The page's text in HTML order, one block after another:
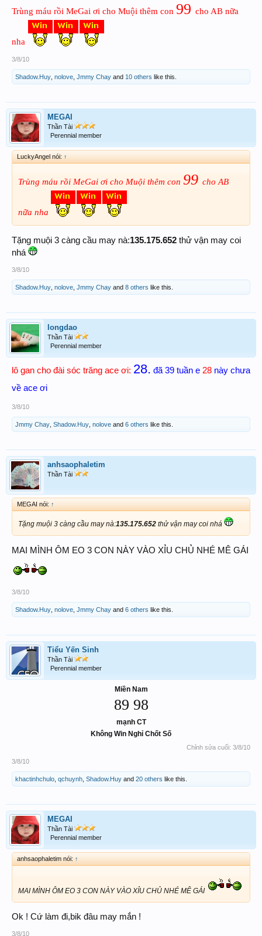
Trùng máu rồi MeGai ơi cho Muội thêm con 99 cho AB nữa
nha
3/8/10
Shadow.Huy nolove Jmmy Chay and 10 others like this.
MEGAI
Thần Tài
Perennial member
LuckyAngel nói: ↑
Trùng máu rồi MeGai ơi cho Muội thêm con 99 cho AB
nữa nha
Tặng muội 3 càng cầu may nà:135.175.652 thử vận may coi
nhá
3/8/10
Shadow.Huy nolove Jmmy Chay and 8 others like this.
longdao
Thần Tài
Perennial member
lô gan cho đài sóc trăng ace ơi: 28. đã 39 tuần e 28 này chưa
về ace ơi
3/8/10
Jmmy Chay Shadow.Huy nolove and 6 others like this.
anhsaophaletim
Thần Tài
MEGAI nói: ↑
Tặng muội 3 càng cầu may nà:135.175.652 thử vận may coi nhá
MAI MÌNH ÔM EO 3 CON NÀY VÀO XỈU CHỦ NHÉ MÊ GÁI
3/8/10
Shadow.Huy nolove Jmmy Chay and 6 others like this.
Tiểu Yến Sinh
Thần Tài
Perennial member
Miền Nam
89 98
mạnh CT
Không Win Nghỉ Chốt Số
Chỉnh sửa cuối: 3/8/10
3/8/10
khactinhchulo qchuynh Shadow.Huy and 20 others like this.
MEGAI
Thần Tài
Perennial member
anhsaophaletim nói: ↑
MAI MÌNH ÔM EO 3 CON NÀY VÀO XỈU CHỦ NHÉ MÊ GÁI
Ok ! Cứ làm đi,bik đâu may mắn !
3/8/10